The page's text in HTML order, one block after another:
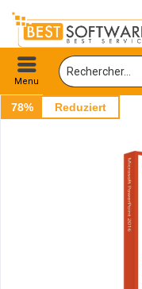
Menu
78% Reduziert